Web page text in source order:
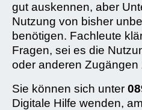
gut auskennen, aber
Nutzung von bisher
benötigen. Fachleute
Fragen, sei es die
oder anderen Zugängen
Sie können sich unter
Digitale Hilfe wenden,